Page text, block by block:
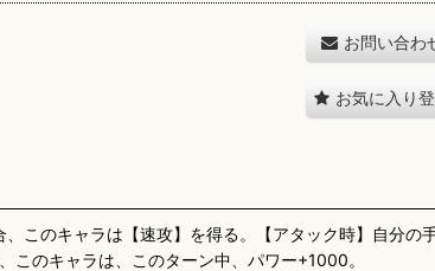
お問い合わ
お気に入り
このキャラは【速攻】を得る。【アタック時】自分
このキャラは、このターン中、パワー+1000。